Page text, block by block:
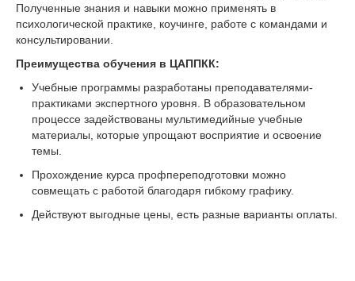
Полученные знания и навыки можно применять в
психологической практике, коучинге, работе с командами и
консультировании.
Преимущества обучения в ЦАППКК:
Учебные программы разработаны преподавателями-
практиками экспертного уровня. В образовательном
процессе задействованы мультимедийные учебные
материалы, которые упрощают восприятие и освоение
темы.
Прохождение курса профпереподготовки можно
совмещать с работой благодаря гибкому графику.
Действуют выгодные цены, есть разные варианты оплаты.